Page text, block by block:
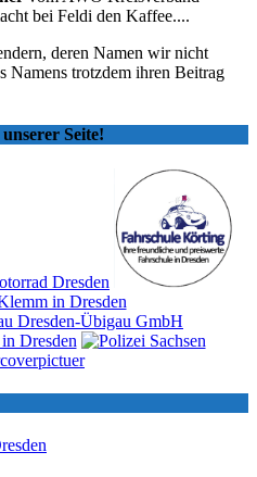
bei Feldi den Kaffee....
deren Namen wir nicht
Namens trotzdem ihren Beitrag
Seite!